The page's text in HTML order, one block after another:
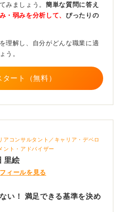
けに囚われず、残業時間や福利
、自分にとって働きやすい環境
めることが重要です。
みましょう。簡単な質問に答え
・弱みを分析して、 ぴったりの
理解し、自分がどんな職業に適
う。
タート（無料）
アコンサルタント／キャリア・デベロ
ント・アドバイザー
里絵
ィールを見る
い！ 満足できる基準を決め